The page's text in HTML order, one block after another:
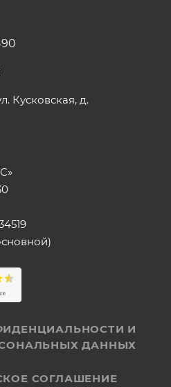
90
Кусковская, д.
И
ДАННЫХ
СОГЛАШЕНИЕ